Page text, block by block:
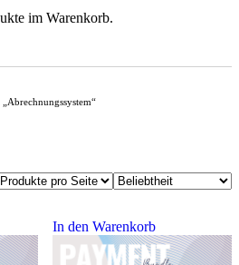
im Warenkorb.
In den Warenkorb